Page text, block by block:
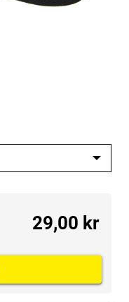
29,00 kr